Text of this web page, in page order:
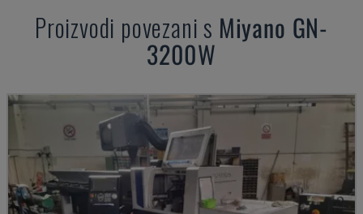
Proizvodi povezani s Miyano GN-
3200W